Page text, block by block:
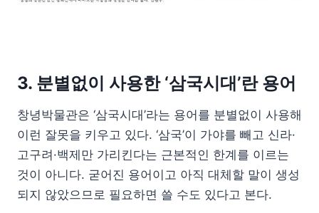
3. 분별없이 사용한 ‘삼국시대’란 용어
창녕박물관은 ‘삼국시대’라는 용어를 분별없이 사용해
이런 잘못을 키우고 있다. ‘삼국’이 가야를 빼고 신라·
고구려·백제만 가리킨다는 근본적인 한계를 이르는
것이 아니다. 굳어진 용어이고 아직 대체할 말이 생성
되지 않았으므로 필요하면 쓸 수도 있다고 본다.